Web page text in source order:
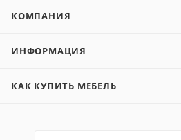
КОМПАНИЯ
ИНФОРМАЦИЯ
КАК КУПИТЬ МЕБЕЛЬ